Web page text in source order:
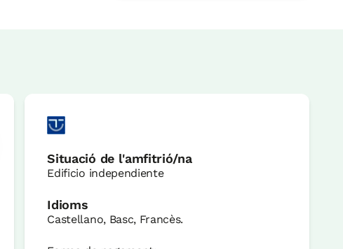
Situació de l'amfitrió/na
Edificio independiente
Idioms
Castellano, Basc, Francès.